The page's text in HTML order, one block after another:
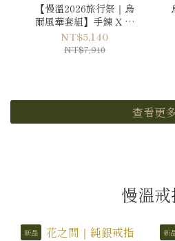
【慢溫2026旅行祭｜烏
爾風華套組】手鍊 X 耳
環
NT$5,140
NT$7,910
查看更多
慢溫
新品 新